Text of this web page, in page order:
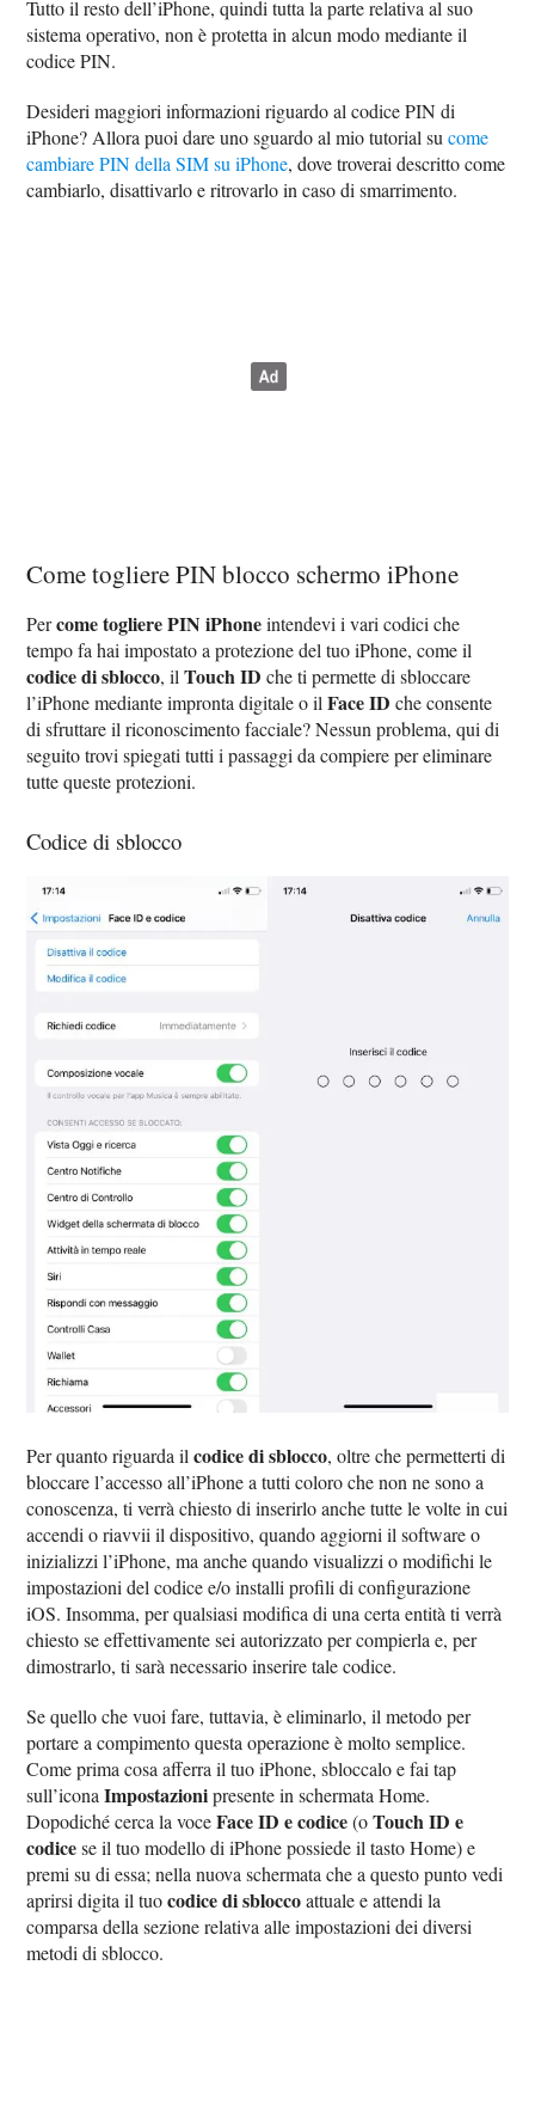
Tutto il resto dell’iPhone, quindi tutta la parte relativa al suo
sistema operativo, non è protetta in alcun modo mediante il
codice PIN.
Desideri maggiori informazioni riguardo al codice PIN di
iPhone? Allora puoi dare uno sguardo al mio tutorial sucome
cambiare PIN della SIM su iPhone, dove troverai descritto come
cambiarlo, disattivarlo e ritrovarlo in caso di smarrimento.
Come togliere PIN blocco schermo iPhone
Percome togliere PIN iPhoneintendevi i vari codici che
tempo fa hai impostato a protezione del tuo iPhone, come il
codice di sblocco, ilTouch ID che ti permette di sbloccare
l’iPhone mediante impronta digitale o ilFace ID che consente
di sfruttare il riconoscimento facciale? Nessun problema, qui di
seguito trovi spiegati tutti i passaggi da compiere per eliminare
tutte queste protezioni.
Codice di sblocco
Per quanto riguarda ilcodice di sblocco, oltre che permetterti di
bloccare l’accesso all’iPhone a tutti coloro che non ne sono a
conoscenza, ti verrà chiesto di inserirlo anche tutte le volte in cui
accendi o riavvii il dispositivo, quando aggiorni il software o
inizializzi l’iPhone, ma anche quando visualizzi o modifichi le
impostazioni del codice e/o installi profili di configurazione
iOS. Insomma, per qualsiasi modifica di una certa entità ti verrà
chiesto se effettivamente sei autorizzato per compierla e, per
dimostrarlo, ti sarà necessario inserire tale codice.
Se quello che vuoi fare, tuttavia, è eliminarlo, il metodo per
portare a compimento questa operazione è molto semplice.
Come prima cosa afferra il tuo iPhone, sbloccalo e fai tap
sull’iconaImpostazionipresente in schermata Home.
Dopodiché cerca la voceFace ID e codice(oTouch ID e
codicese il tuo modello di iPhone possiede il tasto Home) e
premi su di essa; nella nuova schermata che a questo punto vedi
aprirsi digita il tuocodice di sbloccoattuale e attendi la
comparsa della sezione relativa alle impostazioni dei diversi
metodi di sblocco.